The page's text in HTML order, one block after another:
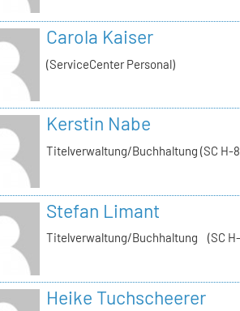
Carola Kaiser
(ServiceCenter Personal)
Kerstin Nabe
Titelverwaltung/Buchhaltung (SC H-
Stefan Limant
Titelverwaltung/Buchhaltung (SC
Heike Tuchscheerer